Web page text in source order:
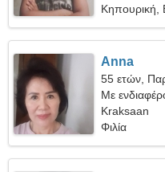
Κηπουρική,
Anna
55 ετών,
Με
Kraksaan
Φιλία